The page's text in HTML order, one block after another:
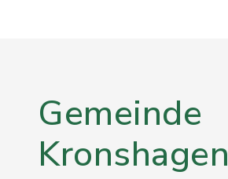
Gemeinde
Kronshagen